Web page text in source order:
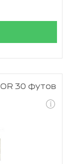
30 футов